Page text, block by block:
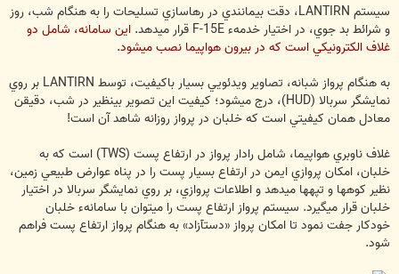
سيستم LANTIRN، دقت بي‏مانندي در رهاسازي تسليحات را به هنگام شب، روز
و شرائط بد جوي، در اختيار خدمهء F-15E قرار مي‏دهد.
اين سامانه، شامل دو
غلاف الكترونيكي است كه در بيرون هواپيما نصب مي‎شود.
به هنگام پرواز شبانه، تصاوير ويدئويي بسيار باكيفيت، توسط LANTIRN بر روي
نمايشگر سربالا (HUD)، درج مي‎شود؛ كيفيت اين تصوير بي‏نظير در شب، دقيقن
معادل همان كيفيتي است كه خلبان در پرواز روزانه شاهد آن است!
غلاف ناوبري هواپيما، شامل رادار پرواز در ارتفاع پست (TWS) است كه به
خلبان، امكان پروازي ايمن در ارتفاع بسيار پست را در پناه عوارض طبيعي زمين،
نظير كوهها و تپه‏ها مي‏دهد و اطلاعات پروازي، بر روي نمايشگر سربالا در اختيار
خلبان قرار مي‏گيرد. سيستم پرواز ارتفاع پست را مي‏توان با سامانهء خلبان
خودكار جفت نمود تا امكان پرواز «دست‏آزاد» به هنگام پرواز ارتفاع پست فراهم
شود.